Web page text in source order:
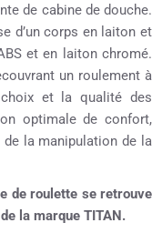
de cabine de douche.
d’un corps en laiton et
et en laiton chromé.
un roulement à
et la qualité des
optimale de confort,
la manipulation de la
de roulette se retrouve
la marque TITAN.